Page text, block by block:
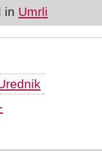
in Umrli